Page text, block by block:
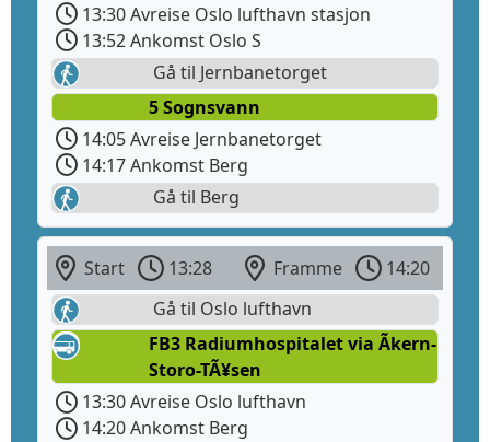
13:30 Avreise Oslo lufthavn stasjon
13:52 Ankomst Oslo S
Gå til Jernbanetorget
5 Sognsvann
14:05 Avreise Jernbanetorget
14:17 Ankomst Berg
Gå til Berg
Start 13:28 Framme
14:20
Gå til Oslo lufthavn
FB3 Radiumhospitalet via Ãkern-
Storo-TÃ¥sen
13:30 Avreise Oslo lufthavn
14:20 Ankomst Berg